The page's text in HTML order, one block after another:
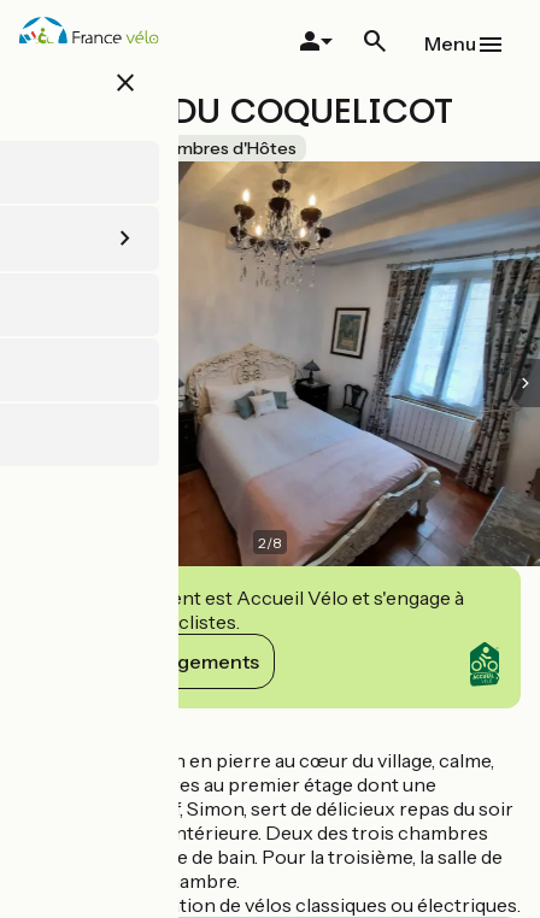
Aller
au
close
Menu
MAISON DU COQUELICOT
Chambres d'Hôtes
2/8
Cet établissement est Accueil Vélo et s'engage à
accueillir des cyclistes.
Voir ses engagements
Magnifique maison en pierre au cœur du village, calme,
avec trois chambres au premier étage dont une
climatisée. Le chef, Simon, sert de délicieux repas du soir
dans la jolie cour intérieure. Deux des trois chambres
partagent une salle de bain. Pour la troisième, la salle de
bain est dans la chambre.
Possibilité de location de vélos classiques ou électriques.